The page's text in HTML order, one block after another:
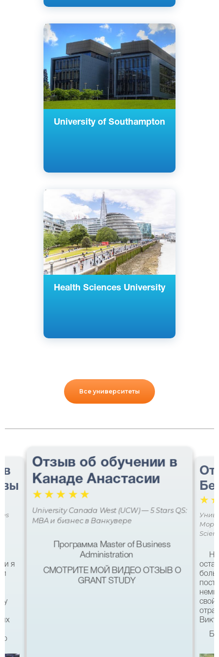
University of Southampton
Английский
Саутгемптон, Великобритания
Государственный
Health Sciences University
Английский
Лондон, Великобритания
Государственный
Все университеты
в
я
и
Отзыв об обучении в
Канаде Анастасии
☆☆☆ ☆☆
University Canada West (UCW) — 5 Stars QS:
MBA и бизнес в Ванкувере
Программа Master of Business
Administration
СМОТРИТЕ МОЙ ВИДЕО ОТЗЫВ О
GRANT STUDY
☆
Мора
свой
Все